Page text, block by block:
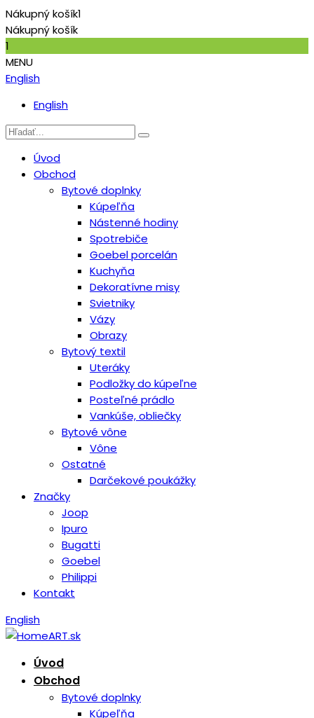
Nákupný košík1
Nákupný košík
1
MENU
English
English
Úvod
Obchod
Bytové doplnky
Kúpeľňa
Nástenné hodiny
Spotrebiče
Goebel porcelán
Kuchyňa
Dekoratívne misy
Svietniky
Vázy
Obrazy
Bytový textil
Uteráky
Podložky do kúpeľne
Posteľné prádlo
Vankúše, obliečky
Bytové vône
Vône
Ostatné
Darčekové poukážky
Značky
Joop
Ipuro
Bugatti
Goebel
Philippi
Kontakt
English
Úvod
Obchod
Bytové doplnky
Kúpeľňa